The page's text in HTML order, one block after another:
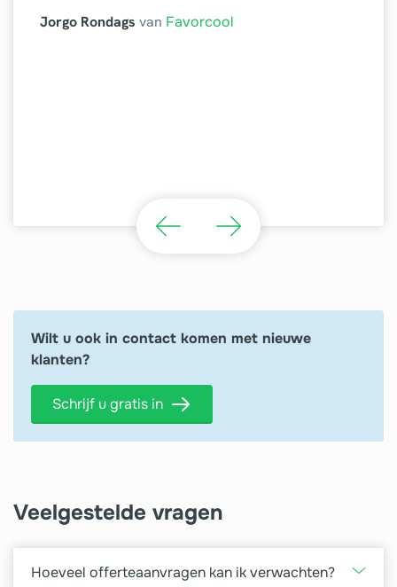
Jorgo Rondags van Favorcool
Wilt u ook in contact komen met nieuwe
klanten?
Schrijf u gratis in
Veelgestelde vragen
Hoeveel offerteaanvragen kan ik verwachten?